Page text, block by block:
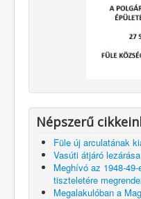
Népszerű
Füle új arculatának
Vasúti átjáró lezárása
Meghívó az 1948-
tiszteletére
Megalakulóban a